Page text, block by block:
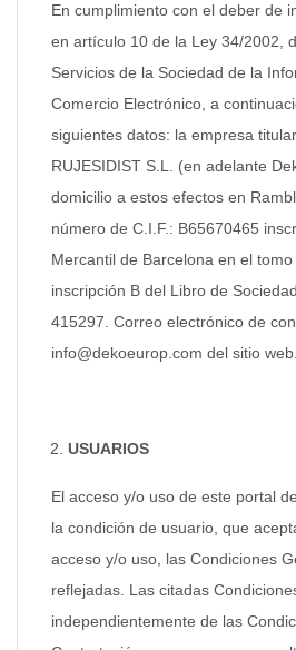
En cumplimiento con el deber de
en artículo 10 de la Ley 34/2002,
Servicios de la Sociedad de la
Comercio Electrónico, a
siguientes datos: la empresa
RUJESIDIST S.L. (en adelante
domicilio a estos efectos en
número de C.I.F.: B65670465
Mercantil de Barcelona en el tomo
inscripción B del Libro de
415297. Correo electrónico de
info@dekoeurop.com del sitio web.
USUARIOS
El acceso y/o uso de este portal
la condición de usuario, que
acceso y/o uso, las Condiciones
reflejadas. Las citadas
independientemente de las